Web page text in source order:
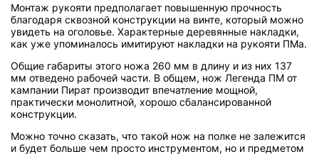
Монтаж рукояти предполагает повышенную прочность
благодаря сквозной конструкции на винте, который можно
увидеть на оголовье. Характерные деревянные накладки,
как уже упоминалось имитируют накладки на рукояти ПМа.
Общие габариты этого ножа 260 мм в длину и из них 137
мм отведено рабочей части. В общем, нож Легенда ПМ от
кампании Пират производит впечатление мощной,
практически монолитной, хорошо сбалансированной
конструкции.
Можно точно сказать, что такой нож на полке не залежится
и будет больше чем просто инструментом, но и предметом